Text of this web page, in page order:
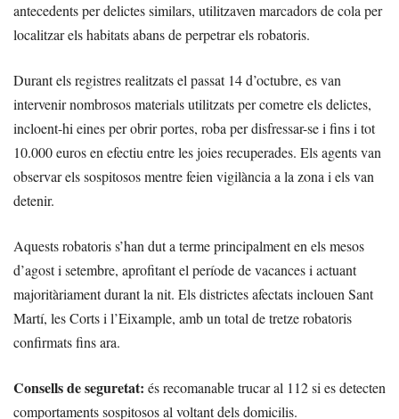
antecedents per delictes similars, utilitzaven marcadors de cola per
localitzar els habitats abans de perpetrar els robatoris.
Durant els registres realitzats el passat 14 d’octubre, es van
intervenir nombrosos materials utilitzats per cometre els delictes,
incloent-hi eines per obrir portes, roba per disfressar-se i fins i tot
10.000 euros en efectiu entre les joies recuperades. Els agents van
observar els sospitosos mentre feien vigilància a la zona i els van
detenir.
Aquests robatoris s’han dut a terme principalment en els mesos
d’agost i setembre, aprofitant el període de vacances i actuant
majoritàriament durant la nit. Els districtes afectats inclouen Sant
Martí, les Corts i l’Eixample, amb un total de tretze robatoris
confirmats fins ara.
Consells de seguretat: és recomanable trucar al 112 si es detecten
comportaments sospitosos al voltant dels domicilis.